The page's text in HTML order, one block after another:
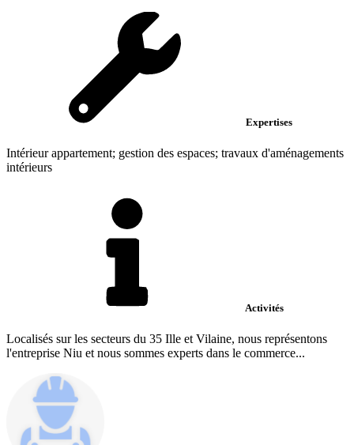
Expertises
Intérieur appartement; gestion des espaces; travaux d'aménagements
intérieurs
Activités
Localisés sur les secteurs du 35 Ille et Vilaine, nous représentons
l'entreprise Niu et nous sommes experts dans le commerce...